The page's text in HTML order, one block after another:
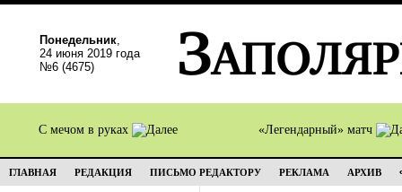
Понедельник,
24 июня 2019 года
№6 (4675)
С мечом в руках «Легендарный» матч
ГЛАВНАЯ РЕДАКЦИЯ ПИСЬМО РЕДАКТОРУ РЕКЛАМА АРХИВ